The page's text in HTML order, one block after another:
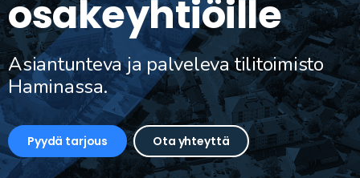
osakeyhtiöille
Asiantunteva ja palveleva tilitoimisto
Haminassa.
Pyydä tarjous Ota yhteyttä